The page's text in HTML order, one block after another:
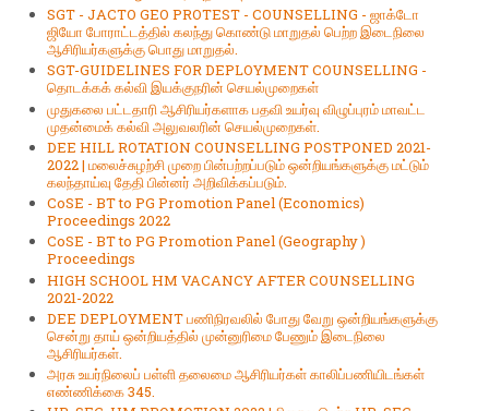
SGT - JACTO GEO PROTEST - COUNSELLING - ஜாக்டோ
ஜியோ போராட்டத்தில் கலந்து கொண்டு மாறுதல் பெற்ற இடைநிலை
ஆசிரியர்களுக்கு பொது மாறுதல்.
SGT-GUIDELINES FOR DEPLOYMENT COUNSELLING -
தொடக்கக் கல்வி இயக்குநரின் செயல்முறைகள்
முதுகலை பட்டதாரி ஆசிரியர்களாக பதவி உயர்வு விழுப்புரம் மாவட்ட
முதன்மைக் கல்வி அலுவலரின் செயல்முறைகள்.
DEE HILL ROTATION COUNSELLING POSTPONED 2021-
2022 | மலைச்சுழற்சி முறை பின்பற்றப்படும் ஒன்றியங்களுக்கு மட்டும்
கலந்தாய்வு தேதி பின்னர் அறிவிக்கப்படும்.
CoSE - BT to PG Promotion Panel (Economics)
Proceedings 2022
CoSE - BT to PG Promotion Panel (Geography )
Proceedings
HIGH SCHOOL HM VACANCY AFTER COUNSELLING
2021-2022
DEE DEPLOYMENT பணிநிரவலில் போது வேறு ஒன்றியங்களுக்கு
சென்று தாய் ஒன்றியத்தில் முன்னுரிமை பேணும் இடைநிலை
ஆசிரியர்கள்.
அரசு உயர்நிலைப் பள்ளி தலைமை ஆசிரியர்கள் காலிப்பணியிடங்கள்
எண்ணிக்கை 345.